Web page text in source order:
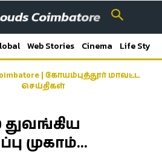
Web Stories Cinema Life Style
| கோயம்புத்தூர் மாவட்ட
செய்திகள்
முகாம்…